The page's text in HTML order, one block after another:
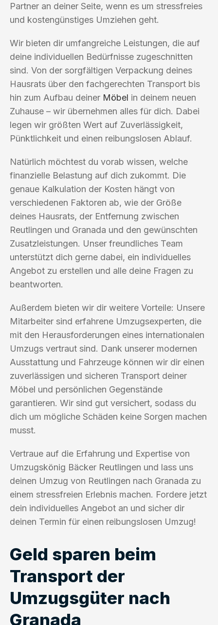
Partner an deiner Seite, wenn es um stressfreies
und kostengünstiges Umziehen geht.
Wir bieten dir umfangreiche Leistungen, die auf
deine individuellen Bedürfnisse zugeschnitten
sind. Von der sorgfältigen Verpackung deines
Hausrats über den fachgerechten Transport bis
hin zum Aufbau deiner Möbel in deinem neuen
Zuhause – wir übernehmen alles für dich. Dabei
legen wir größten Wert auf Zuverlässigkeit,
Pünktlichkeit und einen reibungslosen Ablauf.
Natürlich möchtest du vorab wissen, welche
finanzielle Belastung auf dich zukommt. Die
genaue Kalkulation der Kosten hängt von
verschiedenen Faktoren ab, wie der Größe
deines Hausrats, der Entfernung zwischen
Reutlingen und Granada und den gewünschten
Zusatzleistungen. Unser freundliches Team
unterstützt dich gerne dabei, ein individuelles
Angebot zu erstellen und alle deine Fragen zu
beantworten.
Außerdem bieten wir dir weitere Vorteile: Unsere
Mitarbeiter sind erfahrene Umzugsexperten, die
mit den Herausforderungen eines internationalen
Umzugs vertraut sind. Dank unserer modernen
Ausstattung und Fahrzeuge können wir dir einen
zuverlässigen und sicheren Transport deiner
Möbel und persönlichen Gegenstände
garantieren. Wir sind gut versichert, sodass du
dich um mögliche Schäden keine Sorgen machen
musst.
Vertraue auf die Erfahrung und Expertise von
Umzugskönig Bäcker Reutlingen und lass uns
deinen Umzug von Reutlingen nach Granada zu
einem stressfreien Erlebnis machen. Fordere jetzt
dein individuelles Angebot an und sicher dir
deinen Termin für einen reibungslosen Umzug!
Geld sparen beim
Transport der
Umzugsgüter nach
Granada